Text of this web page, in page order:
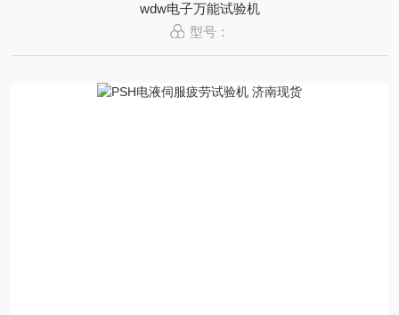
wdw电子万能试验机
型号：